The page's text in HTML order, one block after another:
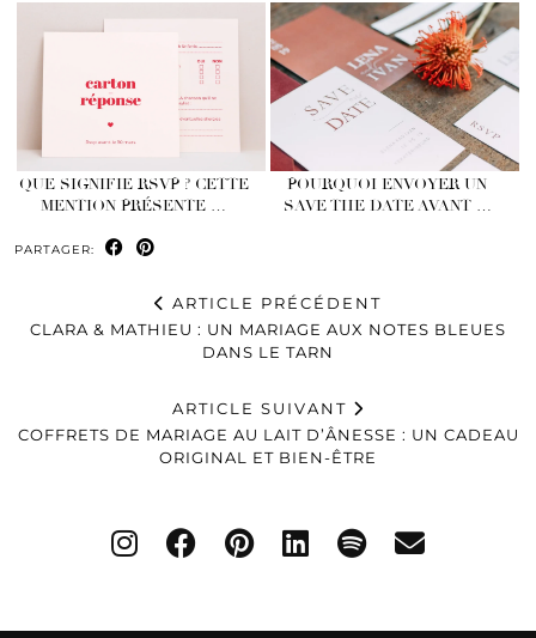
QUE SIGNIFIE RSVP ? CETTE
MENTION PRÉSENTE …
POURQUOI ENVOYER UN
SAVE THE DATE AVANT …
PARTAGER:
ARTICLE PRÉCÉDENT
CLARA & MATHIEU : UN MARIAGE AUX NOTES BLEUES
DANS LE TARN
ARTICLE SUIVANT
COFFRETS DE MARIAGE AU LAIT D’ÂNESSE : UN CADEAU
ORIGINAL ET BIEN-ÊTRE